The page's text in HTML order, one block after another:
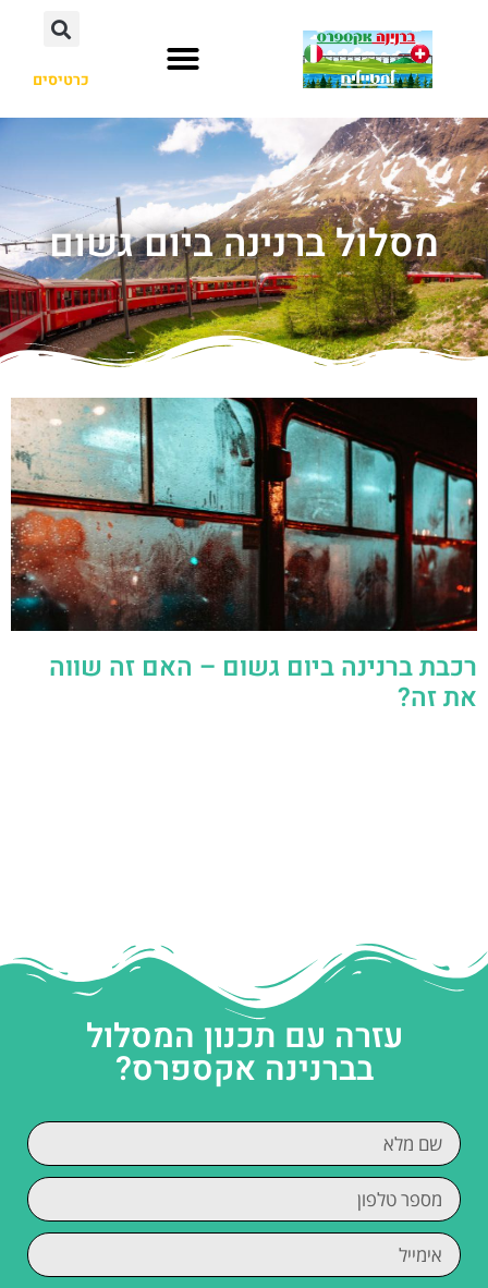
כרטיסים
מסלול ברנינה ביום גשום
רכבת ברנינה ביום גשום – האם זה שווה
את זה?
עזרה עם תכנון המסלול
בברנינה אקספרס?